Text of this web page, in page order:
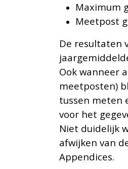
Maximum
Meetpost
De resultaten
Ook wanneer
meetposten)
tussen meten
voor het
Niet duidelijk
afwijken van
Appendices.